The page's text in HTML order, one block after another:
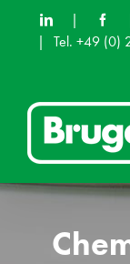
|
|
Tel. +49 (0)